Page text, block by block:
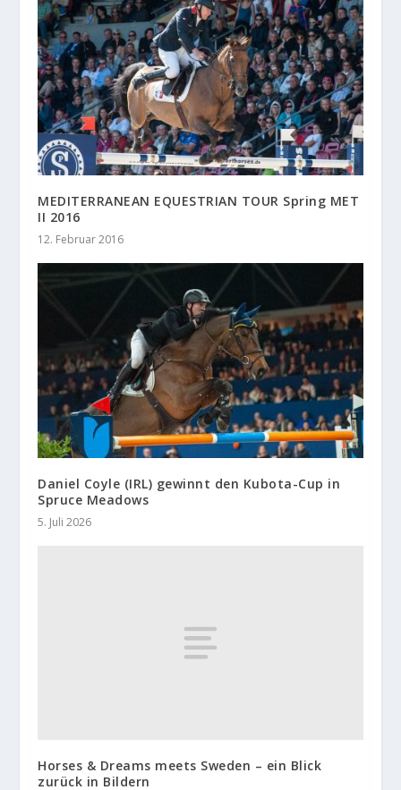
MEDITERRANEAN EQUESTRIAN TOUR Spring MET
II 2016
12. Februar 2016
Daniel Coyle (IRL) gewinnt den Kubota-Cup in
Spruce Meadows
5. Juli 2026
Horses & Dreams meets Sweden – ein Blick
zurück in Bildern